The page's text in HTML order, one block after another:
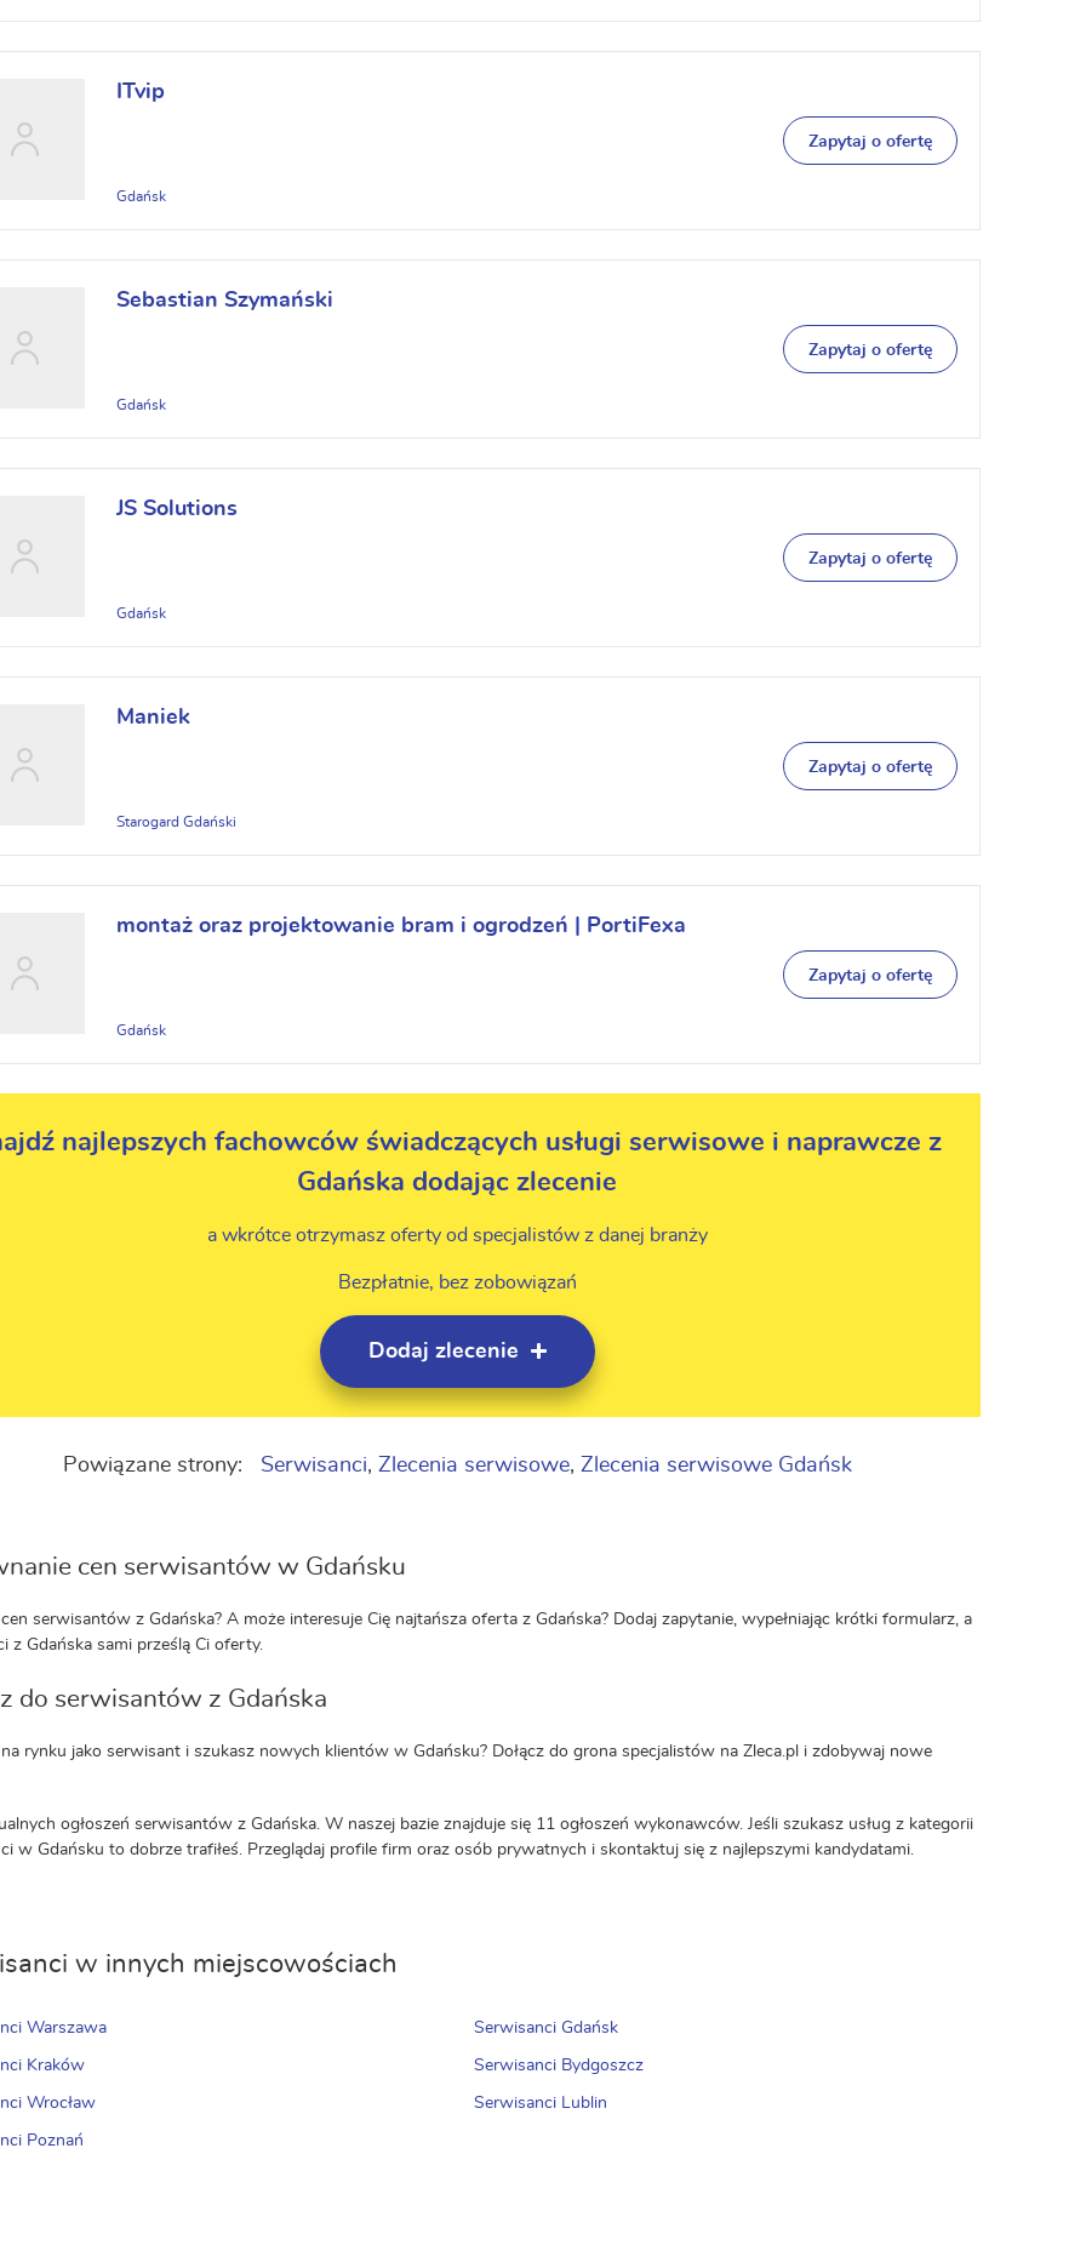
ITvip
Gdańsk
Zapytaj o ofertę
Sebastian Szymański
Gdańsk
Zapytaj o ofertę
JS Solutions
Gdańsk
Zapytaj o ofertę
Maniek
Starogard Gdański
Zapytaj o ofertę
montaż oraz projektowanie bram i ogrodzeń | PortiFexa
Gdańsk
Zapytaj o ofertę
najlepszych fachowców świadczących usługi serwisowe i naprawcze z
Gdańska dodając zlecenie
a wkrótce otrzymasz oferty od specjalistów z danej branży
Bezpłatnie, bez zobowiązań
Dodaj zlecenie
Powiązane strony: Serwisanci, Zlecenia serwisowe, Zlecenia serwisowe Gdańsk
cen serwisantów w Gdańsku
serwisantów z Gdańska? A może interesuje Cię najtańsza oferta z Gdańska? Dodaj zapytanie, wypełniając krótki formularz, a
z Gdańska sami prześlą Ci oferty.
do serwisantów z Gdańska
na rynku jako serwisant i szukasz nowych klientów w Gdańsku? Dołącz do grona specjalistów na Zleca.pl i zdobywaj nowe
ogłoszeń serwisantów z Gdańska. W naszej bazie znajduje się 11 ogłoszeń wykonawców. Jeśli szukasz usług z kategorii
w Gdańsku to dobrze trafiłeś. Przeglądaj profile firm oraz osób prywatnych i skontaktuj się z najlepszymi kandydatami.
w innych miejscowościach
Warszawa
Kraków
Wrocław
Poznań
Serwisanci Gdańsk
Serwisanci Bydgoszcz
Serwisanci Lublin